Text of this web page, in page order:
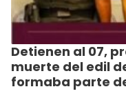
Detienen al 07,
muerte del edil
formaba parte